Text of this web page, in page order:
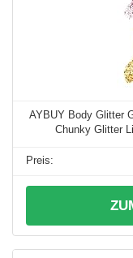
AYBUY Body Glitter
Chunky Glitter